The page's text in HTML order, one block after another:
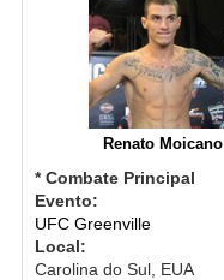
Renato Moicano
* Combate Principal
Evento:
UFC Greenville
Local:
Carolina do Sul, EUA